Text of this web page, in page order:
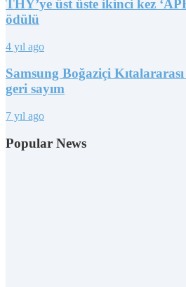
THY’ye üst üste ikinci kez
ödülü
4 yıl ago
Samsung Boğaziçi Kıtalararası
geri sayım
7 yıl ago
Popular News